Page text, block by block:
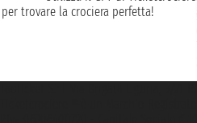
per trovare la crociera perfetta!